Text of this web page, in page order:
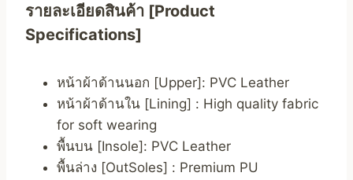
รายละเอียดสินค้า [Product
Specifications]
หน้าผ้าด้านนอก [Upper]: PVC Leather
หน้าผ้าด้านใน [Lining] : High quality fabric
for soft wearing
พื้นบน [Insole]: PVC Leather
พื้นล่าง [OutSoles] : Premium PU